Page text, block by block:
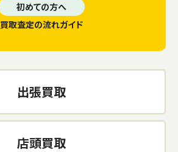
初めての方へ
買取査定の流れガイド
出張買取
店頭買取